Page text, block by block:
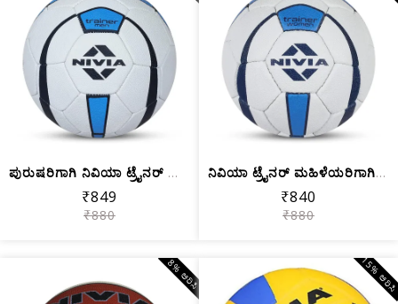
ಪುರುಷರಿಗಾಗಿ ನಿವಿಯಾ ಟ್ರೈನರ್ ಸಿಂಥೆಟಿಕ್ ...
₹849
₹880
ನಿವಿಯಾ ಟ್ರೈನರ್ ಮಹಿಳೆಯರಿಗಾಗಿ ಸಿಂಥೆಟಿಕ್...
₹840
₹880
8% ಆರಿಸಿ 15%